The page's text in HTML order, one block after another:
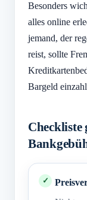
Besonders
alles online
jemand, der
reist, sollte
Bargeld
Checkliste